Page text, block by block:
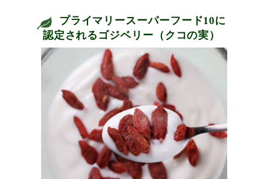
プライマリースーパーフード10に
認定されるゴジベリー（クコの実）